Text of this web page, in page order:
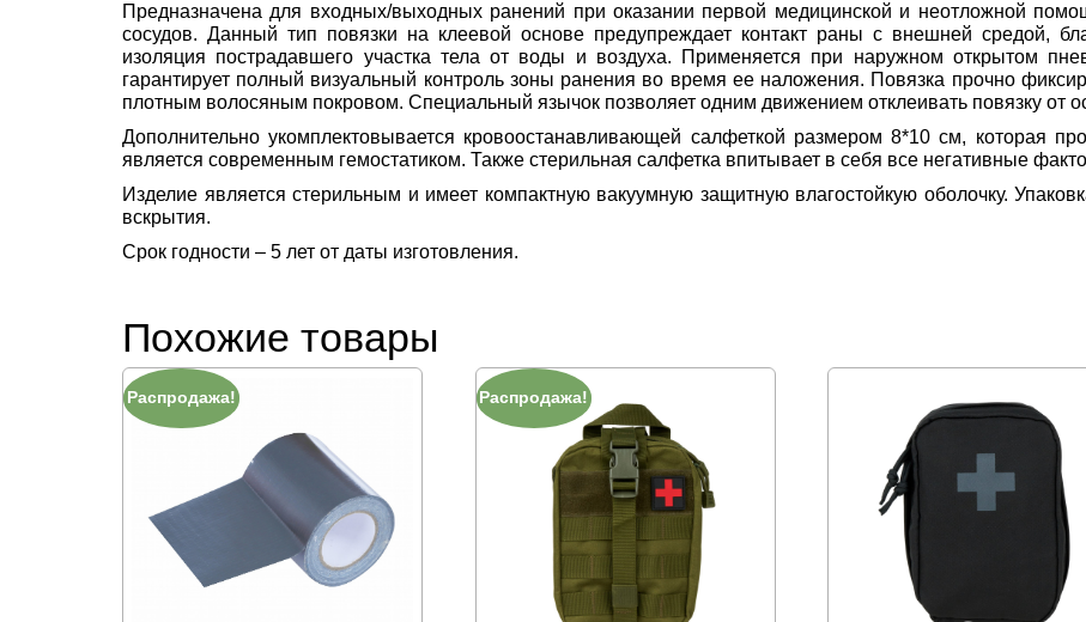
Предназначена для входных/выходных ранений при оказании первой медицинской и неотложной
сосудов. Данный тип повязки на клеевой основе предупреждает контакт раны с внешней средой,
изоляция пострадавшего участка тела от воды и воздуха. Применяется при наружном открытом
гарантирует полный визуальный контроль зоны ранения во время ее наложения. Повязка прочно
плотным волосяным покровом. Специальный язычок позволяет одним движением отклеивать повязку от
Дополнительно укомплектовывается кровоостанавливающей салфеткой размером 8*10 см, которая
является современным гемостатиком. Также стерильная салфетка впитывает в себя все негативные
Изделие является стерильным и имеет компактную вакуумную защитную влагостойкую оболочку.
вскрытия.
Срок годности – 5 лет от даты изготовления.
Похожие товары
Распродажа! Распродажа!